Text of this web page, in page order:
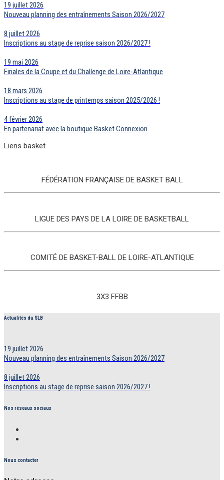
19 juillet 2026
Nouveau planning des entraînements Saison 2026/2027
8 juillet 2026
Inscriptions au stage de reprise saison 2026/2027 !
19 mai 2026
Finales de la Coupe et du Challenge de Loire-Atlantique
18 mars 2026
Inscriptions au stage de printemps saison 2025/2026 !
4 février 2026
En partenariat avec la boutique Basket Connexion
Liens basket
FÉDÉRATION FRANÇAISE DE BASKET BALL
LIGUE DES PAYS DE LA LOIRE DE BASKETBALL
COMITÉ DE BASKET-BALL DE LOIRE-ATLANTIQUE
3X3 FFBB
Actualités du SLB
19 juillet 2026
Nouveau planning des entraînements Saison 2026/2027
8 juillet 2026
Inscriptions au stage de reprise saison 2026/2027 !
Nos réseaux sociaux
Nous contacter